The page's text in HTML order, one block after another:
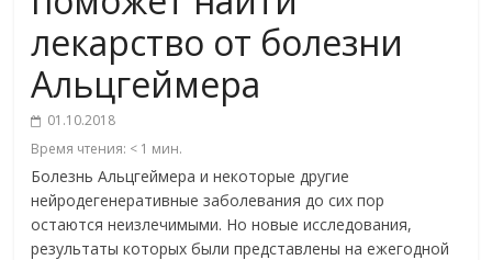
лекарство от болезни
Альцгеймера
01.10.2018
Время чтения: < 1 мин.
Болезнь Альцгеймера и некоторые другие
нейродегенеративные заболевания до сих пор
остаются неизлечимыми. Но новые исследования,
результаты которых были представлены на ежегодной